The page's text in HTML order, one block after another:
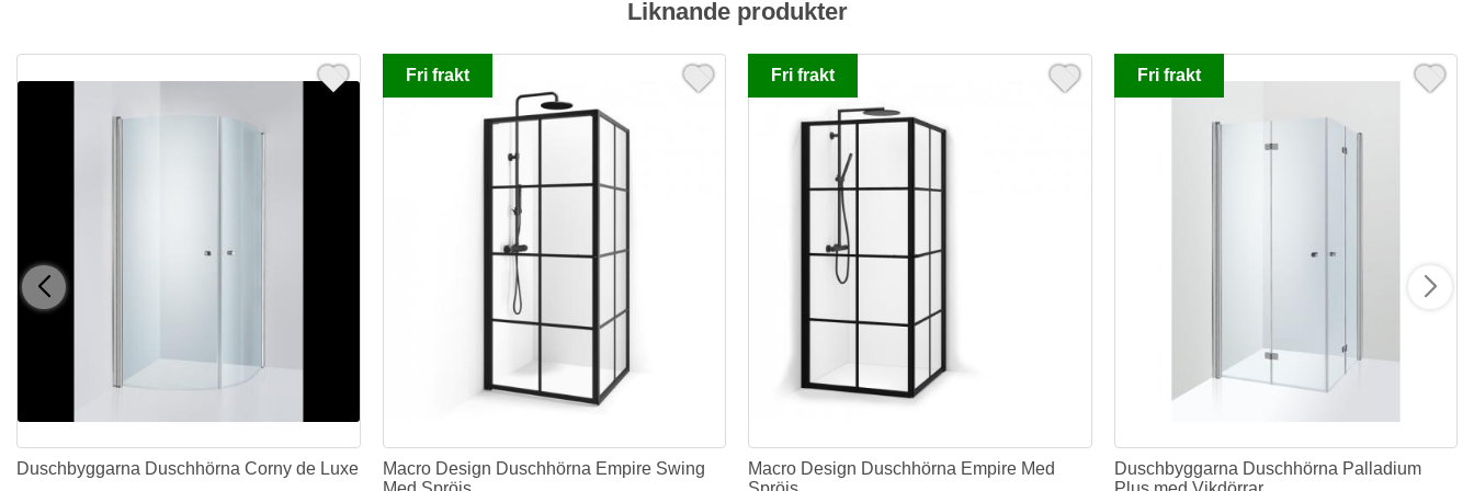
Liknande produkter
Duschbyggarna Duschhörna Corny de Luxe
Macro Design Duschhörna Empire Swing
Fri frakt
Macro Design Duschhörna Empire Med
Fri frakt
Duschbyggarna Duschhörna Palladium
Fri frakt